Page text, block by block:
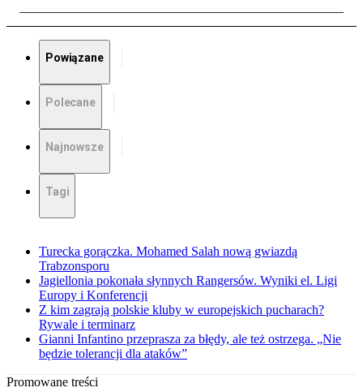
Powiązane
Polecane
Najnowsze
Tagi
Turecka gorączka. Mohamed Salah nową gwiazdą
Trabzonsporu
Jagiellonia pokonała słynnych Rangersów. Wyniki el. Ligi
Europy i Konferencji
Z kim zagrają polskie kluby w europejskich pucharach?
Rywale i terminarz
Gianni Infantino przeprasza za błędy, ale też ostrzega. „Nie
będzie tolerancji dla ataków”
Promowane treści